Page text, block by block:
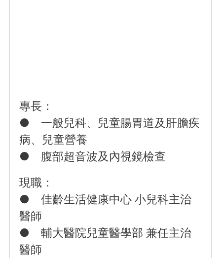
專長：
● 一般兒科、兒童腸胃道及肝膽疾
病、兒童營養
● 腹部超音波及內視鏡檢查
現職：
● 佳齡生活健康中心 小兒科主治
醫師
● 輔大醫院兒童醫學部 兼任主治
醫師